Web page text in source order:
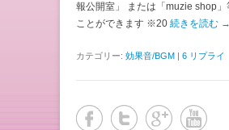
報公開室」 または「muzie shop」
ことができます ※20 続きを読む →
カテゴリー: 効果音/BGM 6 リプライ